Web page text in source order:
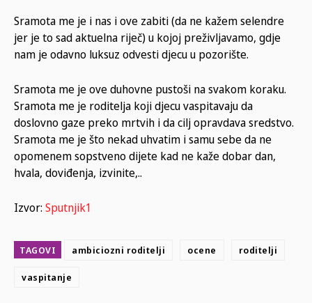
Sramota me je i nas i ove zabiti (da ne kažem selendre
jer je to sad aktuelna riječ) u kojoj preživljavamo, gdje
nam je odavno luksuz odvesti djecu u pozorište.
Sramota me je ove duhovne pustoši na svakom koraku.
Sramota me je roditelja koji djecu vaspitavaju da
doslovno gaze preko mrtvih i da cilj opravdava sredstvo.
Sramota me je što nekad uhvatim i samu sebe da ne
opomenem sopstveno dijete kad ne kaže dobar dan,
hvala, doviđenja, izvinite,..
Izvor: Sputnjik1
TAGOVI ambiciozni roditelji ocene roditelji
vaspitanje